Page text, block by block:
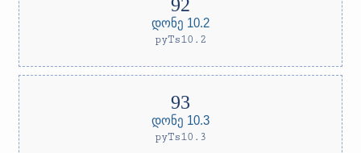
დონე 10.2
pyTs10.2
დონე 10.3
pyTs10.3